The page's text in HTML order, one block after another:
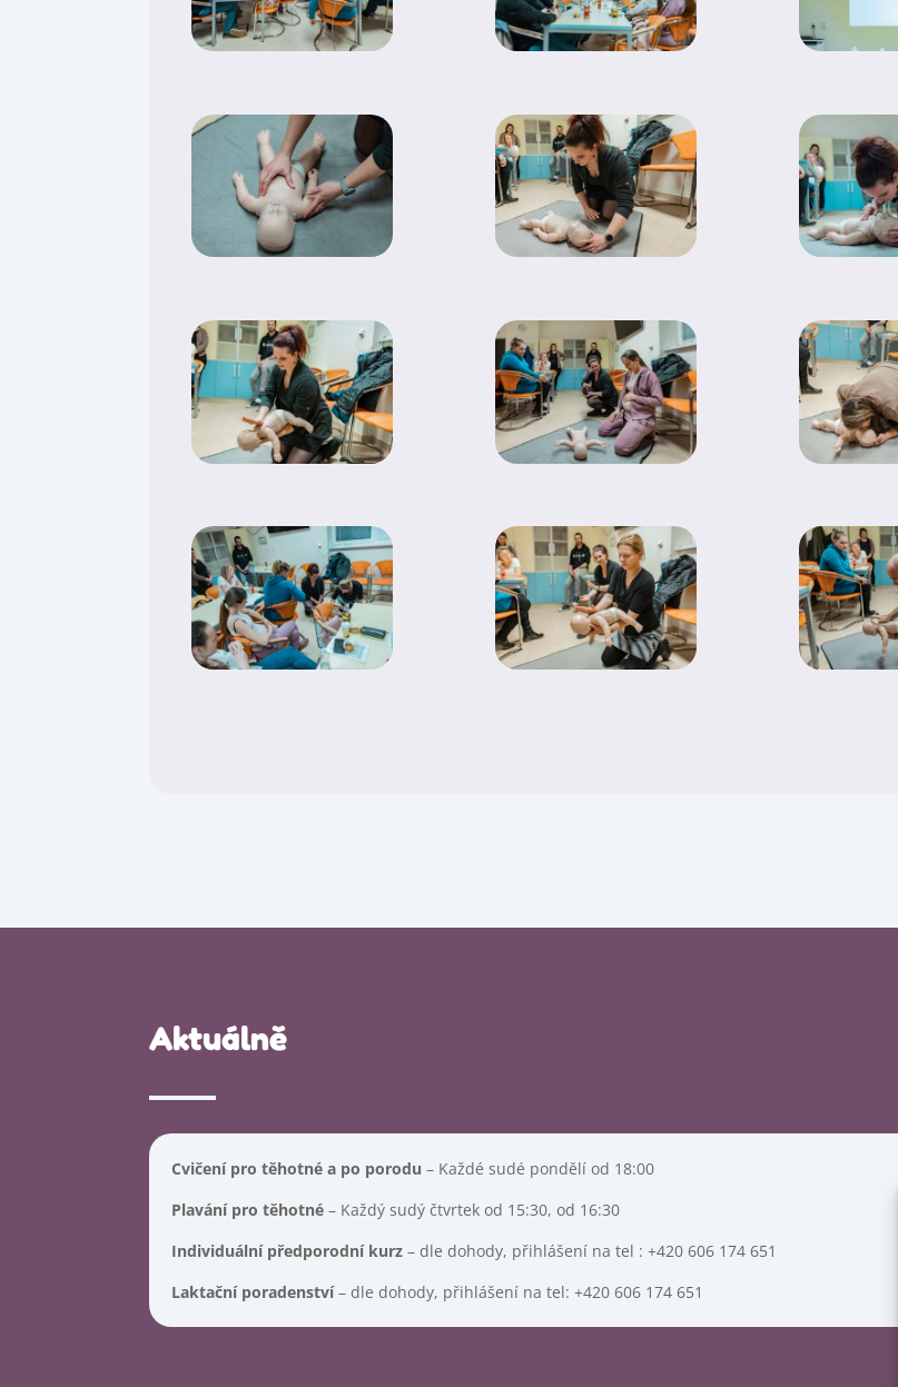
Aktuálně
Cvičení pro těhotné a po porodu – Každé sudé pondělí od 18:00
Plavání pro těhotné – Každý sudý čtvrtek od 15:30, od 16:30
Individuální předporodní kurz – dle dohody, přihlášení na tel : +420 606 174 651
Laktační poradenství– dle dohody, přihlášení na tel: +420 606 174 651